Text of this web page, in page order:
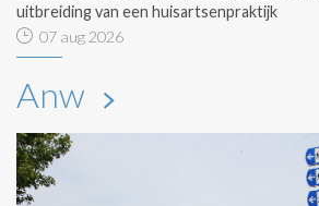
uitbreiding van een huisartsenpraktijk
07 aug 2026
Anw